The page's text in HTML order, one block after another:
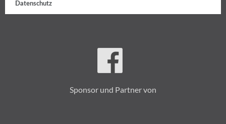
Datenschutz
Sponsor und Partner von